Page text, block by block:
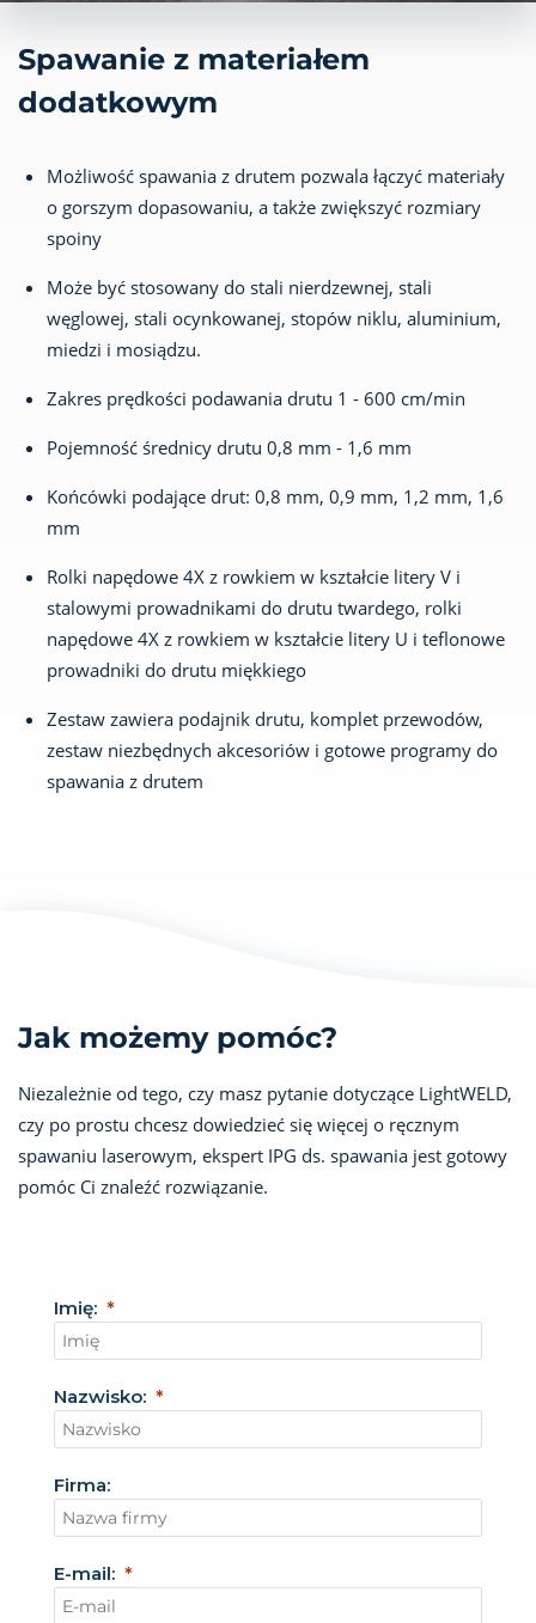
Spawanie z materiałem
dodatkowym
Możliwość spawania z drutem pozwala łączyć materiały
o gorszym dopasowaniu, a także zwiększyć rozmiary
spoiny
Może być stosowany do stali nierdzewnej, stali
węglowej, stali ocynkowanej, stopów niklu, aluminium,
miedzi i mosiądzu.
Zakres prędkości podawania drutu 1 - 600 cm/min
Pojemność średnicy drutu 0,8 mm - 1,6 mm
Końcówki podające drut: 0,8 mm, 0,9 mm, 1,2 mm, 1,6
mm
Rolki napędowe 4X z rowkiem w kształcie litery V i
stalowymi prowadnikami do drutu twardego, rolki
napędowe 4X z rowkiem w kształcie litery U i teflonowe
prowadniki do drutu miękkiego
Zestaw zawiera podajnik drutu, komplet przewodów,
zestaw niezbędnych akcesoriów i gotowe programy do
spawania z drutem
Jak możemy pomóc?
Niezależnie od tego, czy masz pytanie dotyczące LightWELD,
czy po prostu chcesz dowiedzieć się więcej o ręcznym
spawaniu laserowym, ekspert IPG ds. spawania jest gotowy
pomóc Ci znaleźć rozwiązanie.
Imię:
Nazwisko:
Firma:
E-mail: